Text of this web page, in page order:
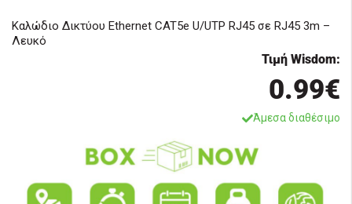
Καλώδιο Δικτύου Ethernet CAT5e U/UTP RJ45 σε RJ45 3m –
Λευκό
Τιμή Wisdom:
0.99€
Άμεσα διαθέσιμο